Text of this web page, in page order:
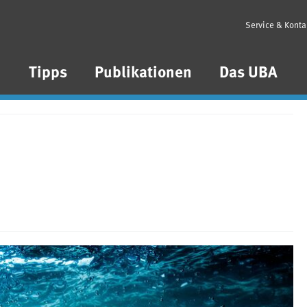
Tipps Publikationen Das UBA
Service &